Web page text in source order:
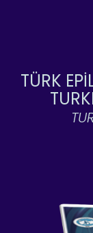
TÜRK